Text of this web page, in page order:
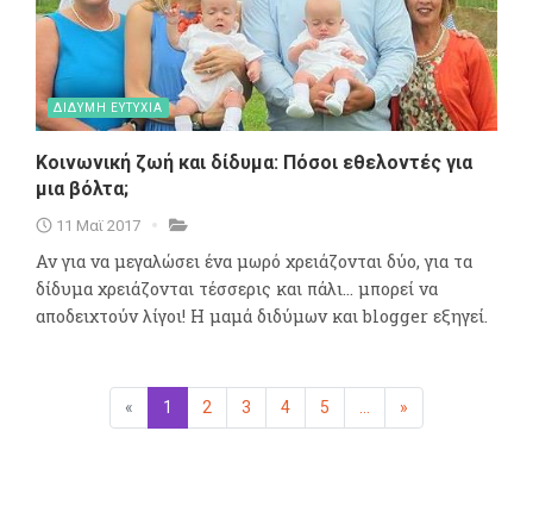
ΔΙΔΥΜΗ ΕΥΤΥΧΙΑ
Κοινωνική ζωή και δίδυμα: Πόσοι εθελοντές για
μια βόλτα;
11 Μαϊ 2017
Αν για να μεγαλώσει ένα μωρό χρειάζονται δύο, για τα
δίδυμα χρειάζονται τέσσερις και πάλι… μπορεί να
αποδειχτούν λίγοι! Η μαμά διδύμων και blogger εξηγεί.
« Προηγούμενη
1 (επιλεγμένη)
2 3 4 5 »